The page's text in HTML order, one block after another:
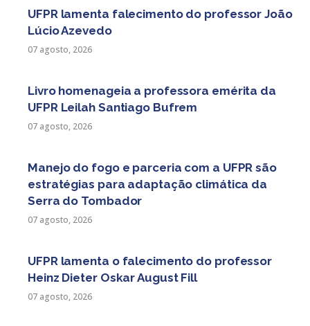
UFPR lamenta falecimento do professor João
Lúcio Azevedo
07 agosto, 2026
Livro homenageia a professora emérita da
UFPR Leilah Santiago Bufrem
07 agosto, 2026
Manejo do fogo e parceria com a UFPR são
estratégias para adaptação climática da
Serra do Tombador
07 agosto, 2026
UFPR lamenta o falecimento do professor
Heinz Dieter Oskar August Fill
07 agosto, 2026